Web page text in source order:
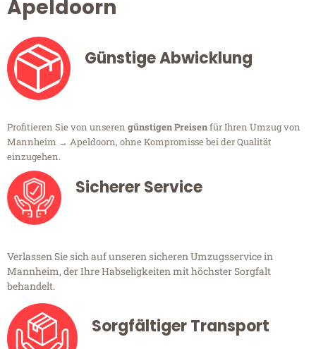
Apeldoorn
Günstige Abwicklung
Profitieren Sie von unseren günstigen Preisenfür Ihren Umzug von
Mannheim → Apeldoorn, ohne Kompromisse bei der Qualität
einzugehen.
Sicherer Service
Verlassen Sie sich auf unseren sicheren Umzugsservice in
Mannheim, der Ihre Habseligkeiten mit höchster Sorgfalt
behandelt.
Sorgfältiger Transport